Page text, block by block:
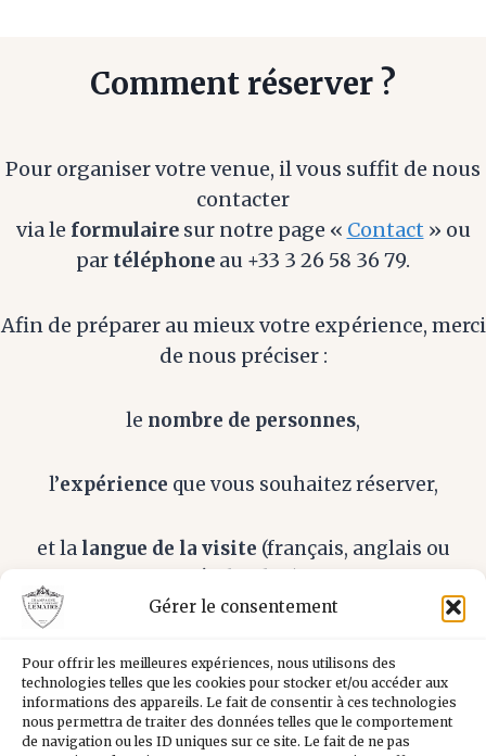
Gérer le consentement
Pour offrir les meilleures expériences, nous utilisons des
technologies telles que les cookies pour stocker et/ou accéder aux
informations des appareils. Le fait de consentir à ces technologies
nous permettra de traiter des données telles que le comportement
de navigation ou les ID uniques sur ce site. Le fait de ne pas
Comment réserver ?
Pour organiser votre venue, il vous suffit de nous
contacter
via le formulairesur notre page « Contact » ou
par téléphone au +33 3 26 58 36 79.
Afin de préparer au mieux votre expérience, merci
de nous préciser :
le nombre de personnes,
l’expérience que vous souhaitez réserver,
et la langue de la visite (français, anglais ou
et nous ferons un plaisir de vous accueillir pour
partager avec vous l’univers de la Maison Roger-
Constant Lemaire.